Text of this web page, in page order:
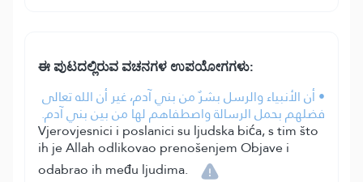
ಈ ಪುಟದಲ್ಲಿರುವ ವಚನಗಳ ಉಪಯೋಗಗಳು:
• أن الأنبياء والرسل بشرٌ من بني آدم، غير أن الله تعالى
فضلهم بحمل الرسالة واصطفاهم لها من بين بني آدم.
Vjerovjesnici i poslanici su ljudska bića, s tim što
ih je Allah odlikovao prenošenjem Objave i
odabrao ih među ljudima.